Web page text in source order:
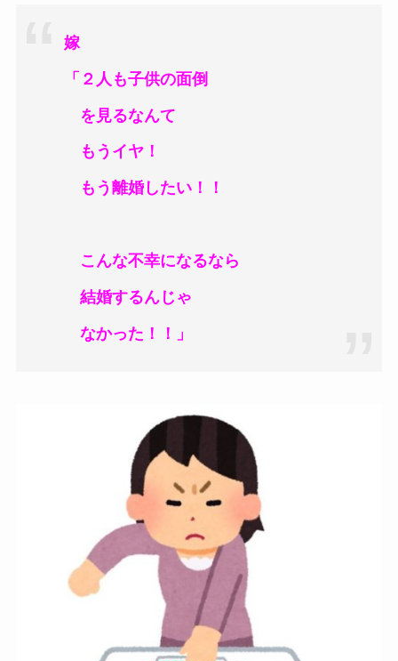
嫁
「２人も子供の面倒
を見るなんて
もうイヤ！
もう離婚したい！！
こんな不幸になるなら
結婚するんじゃ
なかった！！」